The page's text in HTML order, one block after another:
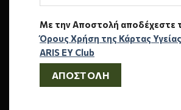
Με την Αποστολή αποδέχεστε
Όρους Χρήση της Κάρτας Υγείας
ARIS EY Club